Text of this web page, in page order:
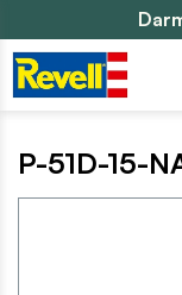
P-51D-15-